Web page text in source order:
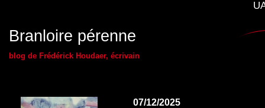
Branloire pérenne
blog de Frédérick Houdaer, écrivain
07/12/2025